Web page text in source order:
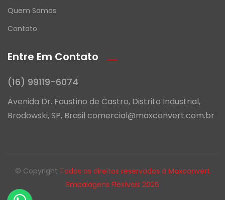
Quem Somos
Contato
Entre Em Contato
(16) 99119-6074
Avenida Dr. Faustino de Castro, Distrito Industrial,
Brodowski, SP, Brasil comercial@maxconvert.com.br
© Copyright Todos os direitos reservados à Maxconvert
Embalagens Flexíveis 2026